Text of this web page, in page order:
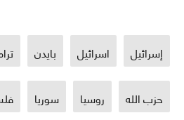
إسرائيل اسرائيل بايدن
حزب الله روسيا سوريا